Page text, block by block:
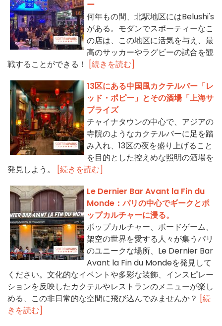
ー
何年もの間、北駅地区にはBelushi's
がある。モダンでスポーティーなこ
の店は、この地区に活気を与え、最
高のサッカーやラグビーの試合を観
戦することができる！
[続きを読む]
13区にある中国風カクテルバー「レ
ッド・ポピー」とその酒場「上海サ
プライズ
チャイナタウンの中心で、アジアの
寺院のようなカクテルバーに足を踏
み入れ、13区の夜を盛り上げること
を目的とした控えめな照明の酒場を
発見しよう。
[続きを読む]
Le Dernier Bar Avant la Fin du
Monde：パリの中心でギークとポ
ップカルチャーに浸る。
ポップカルチャー、ボードゲーム、
架空の世界を愛する人々が集うパリ
のユニークな場所、Le Dernier Bar
Avant la Fin du Mondeを発見して
ください。文化的なイベントや多彩な装飾、インスピレー
ションを反映したカクテルやレストランのメニューが楽し
める、この非日常的な空間に飛び込んでみませんか？ [続
きを読む]